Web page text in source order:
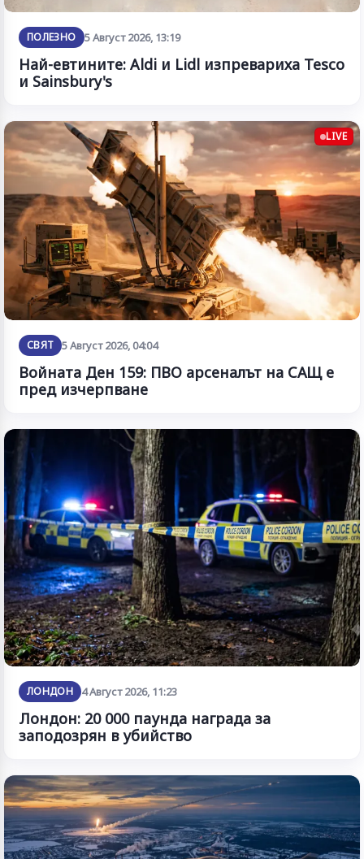
ПОЛЕЗНО 5 Август 2026, 13:19
Най-евтините: Aldi и Lidl изпревариха Tesco
и Sainsbury's
LIVE
СВЯТ 5 Август 2026, 04:04
Войната Ден 159: ПВО арсеналът на САЩ е
пред изчерпване
ЛОНДОН 4 Август 2026, 11:23
Лондон: 20 000 паунда награда за
заподозрян в убийство